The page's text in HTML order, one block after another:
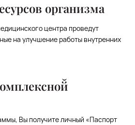
организма
центра проведут
на улучшение работы внутренних
Вы получите личный «Паспорт